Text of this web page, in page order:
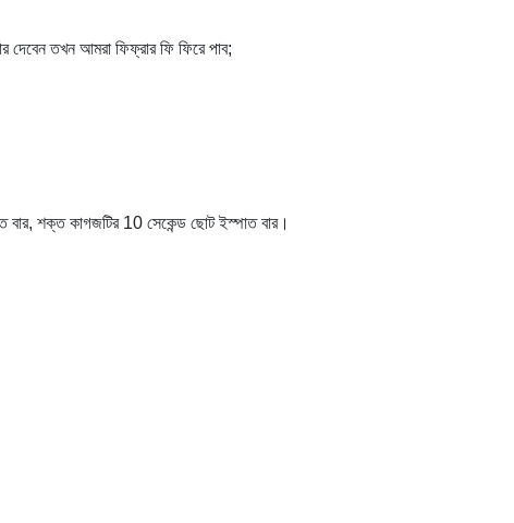
দেবেন তখন আমরা ফিফ্রার ফি ফিরে পাব;
বার, শক্ত কাগজটির 10 সেকেন্ড ছোট ইস্পাত বার।